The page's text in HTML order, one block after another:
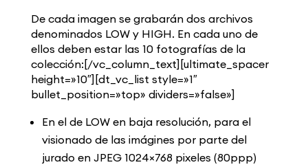
De cada imagen se grabarán dos archivos
denominados LOW y HIGH. En cada uno de
ellos deben estar las 10 fotografías de la
colección:[/vc_column_text][ultimate_spacer
height=»10″][dt_vc_list style=»1″
bullet_position=»top» dividers=»false»]
En el de LOW en baja resolución, para el
visionado de las imágines por parte del
jurado en JPEG 1024×768 pixeles (80ppp)